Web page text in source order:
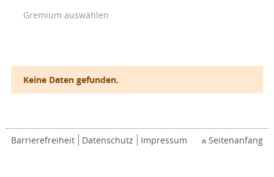
Gremium auswählen
Keine Daten gefunden.
Barrierefreiheit Datenschutz Impressum Seitenanfang